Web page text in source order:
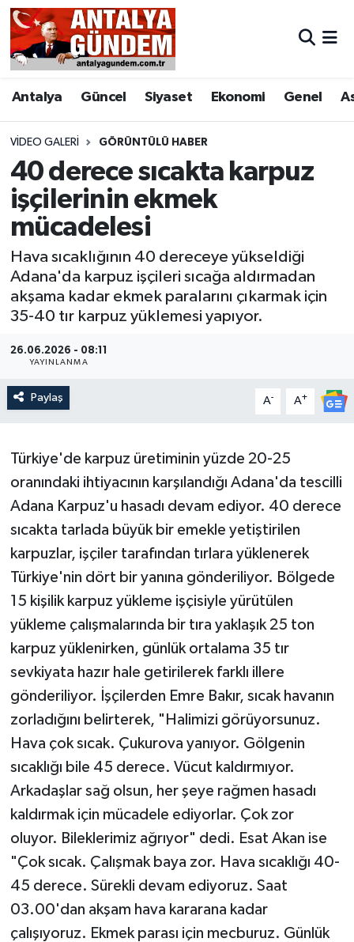
Antalya Güncel Siyaset Ekonomi Genel
VIDEO GALERI GÖRÜNTÜLÜ HABER
40 derece sıcakta karpuz
işçilerinin ekmek
mücadelesi
Hava sıcaklığının 40 dereceye yükseldiği
Adana'da karpuz işçileri sıcağa aldırmadan
akşama kadar ekmek paralarını çıkarmak için
35-40 tır karpuz yüklemesi yapıyor.
26.06.2026 - 08:11
YAYINLANMA
Paylaş A- A+
Türkiye'de karpuz üretiminin yüzde 20-25
oranındaki ihtiyacının karşılandığı Adana'da tescilli
Adana Karpuz'u hasadı devam ediyor. 40 derece
sıcakta tarlada büyük bir emekle yetiştirilen
karpuzlar, işçiler tarafından tırlara yüklenerek
Türkiye'nin dört bir yanına gönderiliyor. Bölgede
15 kişilik karpuz yükleme işçisiyle yürütülen
yükleme çalışmalarında bir tıra yaklaşık 25 ton
karpuz yüklenirken, günlük ortalama 35 tır
sevkiyata hazır hale getirilerek farklı illere
gönderiliyor. İşçilerden Emre Bakır, sıcak havanın
zorladığını belirterek, "Halimizi görüyorsunuz.
Hava çok sıcak. Çukurova yanıyor. Gölgenin
sıcaklığı bile 45 derece. Vücut kaldırmıyor.
Arkadaşlar sağ olsun, her şeye rağmen hasadı
kaldırmak için mücadele ediyorlar. Çok zor
oluyor. Bileklerimiz ağrıyor" dedi. Esat Akan ise
"Çok sıcak. Çalışmak baya zor. Hava sıcaklığı 40-
45 derece. Sürekli devam ediyoruz. Saat
03.00'dan akşam hava kararana kadar
çalışıyoruz. Ekmek parası için mecburuz. Günlük
Antalya
Asayiş
Bilim & Teknoloji
Bölge
EĞİTİM
Ekonomi
Genel
Magazin
Resmi İlan
Siyaset
Spor
Antalya Nöbetçi Eczaneler
Antalya Hava Durumu
Antalya Namaz Vakitleri
Antalya Trafik Yoğunluk Haritası
Süper Lig Puan Durumu ve Fikstür
Tüm Manşetler
Son Dakika Haberleri